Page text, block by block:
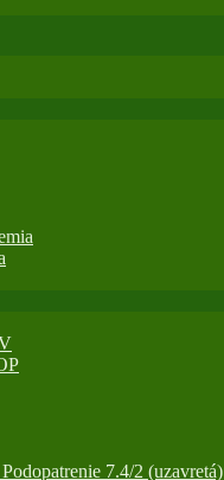
7.4/2 (uzavretá)